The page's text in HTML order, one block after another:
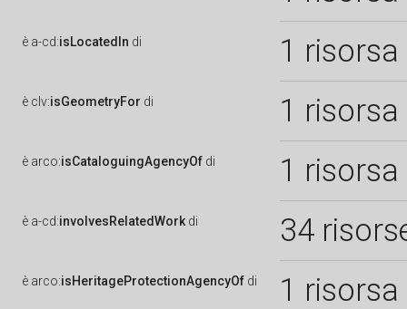
è a-cd:isLocatedIn di 1 risorsa
è clv:isGeometryFor di 1 risorsa
è arco:isCataloguingAgencyOf di 1 risorsa
è a-cd:involvesRelatedWork di 34
è arco:isHeritageProtectionAgencyOf di 1 risorsa